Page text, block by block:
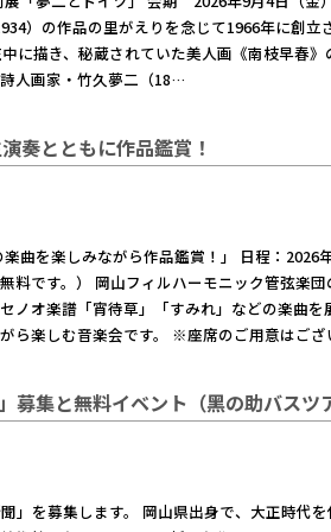
）の作品の里がえりを念じて1966年に創
に描き、秘蔵されていた美人画《南枝早春
人画家・竹久夢二（18…
奏とともに作品鑑賞！
曲を楽しみながら作品鑑賞！」 日程：2026
料です。） 岡山フィルハーモニック管弦楽
ノオ楽譜「宵待草」「すみれ」などの楽曲
ら楽しむ音楽会です。 ※座席のご用意はご
募集と無料イベント（黑の助バスツ
」を募集します。 岡山県出身で、大正時代